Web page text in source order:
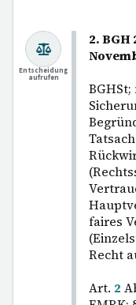
2. BGH
faires
Recht
Art. 2
Entscheidung
aufrufen